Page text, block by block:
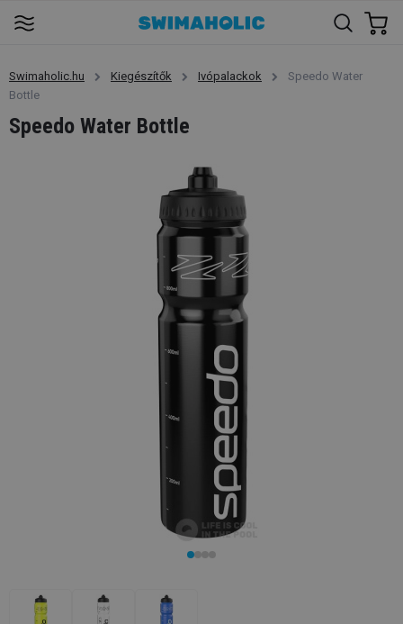
Swimaholic.hu Kiegészítők Ivópalackok
Speedo Water
Bottle
Speedo Water Bottle